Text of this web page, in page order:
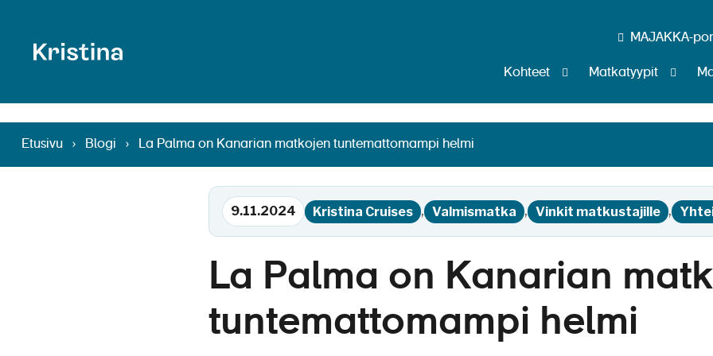
MAJAKKA-
Kohteet Matkatyypit
La Palma on Kanarian matkojen
Etusivu › Blogi › La Palma on Kanarian matkojen tuntemattomampi helmi
9.11.2024 Kristina Cruises , Valmismatka , Vinkit matkustajille ,
La Palma on Kanarian
tuntemattomampi helmi